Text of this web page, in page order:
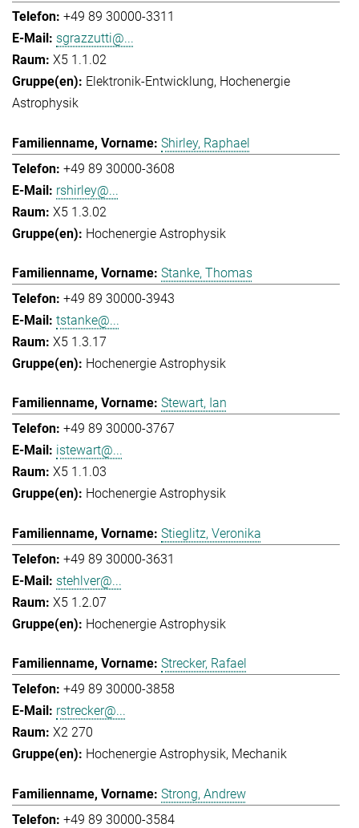
+49 89 30000-3311
sgrazzutti@...
X5 1.1.02
Elektronik-Entwicklung Hochenergie
Astrophysik
Shirley, Raphael
+49 89 30000-3608
rshirley@...
X5 1.3.02
Hochenergie Astrophysik
Stanke, Thomas
+49 89 30000-3943
tstanke@...
X5 1.3.17
Hochenergie Astrophysik
Stewart, Ian
+49 89 30000-3767
istewart@...
X5 1.1.03
Hochenergie Astrophysik
Stieglitz, Veronika
+49 89 30000-3631
stehlver@...
X5 1.2.07
Hochenergie Astrophysik
Strecker, Rafael
+49 89 30000-3858
rstrecker@...
X2 270
Hochenergie Astrophysik Mechanik
Strong, Andrew
+49 89 30000-3584